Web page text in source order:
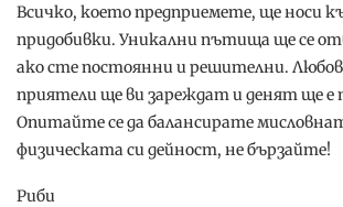
Всичко, което предприемете, ще носи
придобивки. Уникални пътища ще се
ако сте постоянни и решителни.
приятели ще ви зареждат и денят ще е
Опитайте се да балансирате
физическата си дейност, не бързайте!
Риби